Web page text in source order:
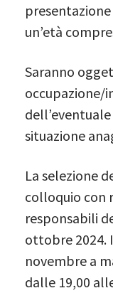
un’età
Saranno
occupazione/
situazione
La selezione
colloquio con
responsabili
ottobre 2024.
novembre a
dalle 19,00